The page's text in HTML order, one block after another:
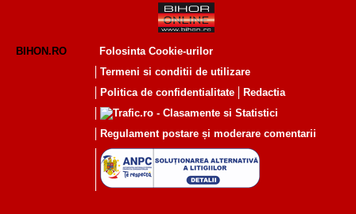
BIHON.RO
Folosinta Cookie-urilor
Termeni si conditii de utilizare
Politica de confidentialitate
Redactia
Regulament postare și moderare comentarii